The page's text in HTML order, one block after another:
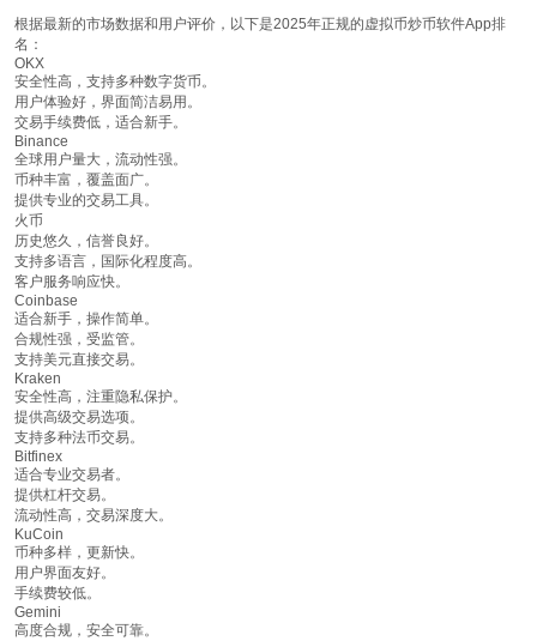
根据最新的市场数据和用户评价，以下是2025年正规的虚拟币炒币软件App排
名：
OKX
安全性高，支持多种数字货币。
用户体验好，界面简洁易用。
交易手续费低，适合新手。
Binance
全球用户量大，流动性强。
币种丰富，覆盖面广。
提供专业的交易工具。
火币
历史悠久，信誉良好。
支持多语言，国际化程度高。
客户服务响应快。
Coinbase
适合新手，操作简单。
合规性强，受监管。
支持美元直接交易。
Kraken
安全性高，注重隐私保护。
提供高级交易选项。
支持多种法币交易。
Bitfinex
适合专业交易者。
提供杠杆交易。
流动性高，交易深度大。
KuCoin
币种多样，更新快。
用户界面友好。
手续费较低。
Gemini
高度合规，安全可靠。